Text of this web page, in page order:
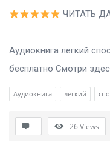
ЧИТАТЬ
Как
Аудиокнига легкий
бесплатно Смотри
Аудиокнига легкий
26Views